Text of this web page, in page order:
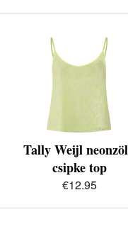
Tally Weijl
csipke top
€12.95